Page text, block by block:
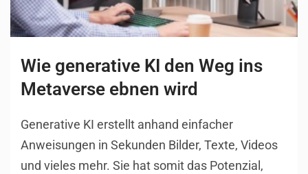
Wie generative KI den Weg ins
Metaverse ebnen wird
Generative KI erstellt anhand einfacher
Anweisungen in Sekunden Bilder, Texte, Videos
und vieles mehr. Sie hat somit das Potenzial,